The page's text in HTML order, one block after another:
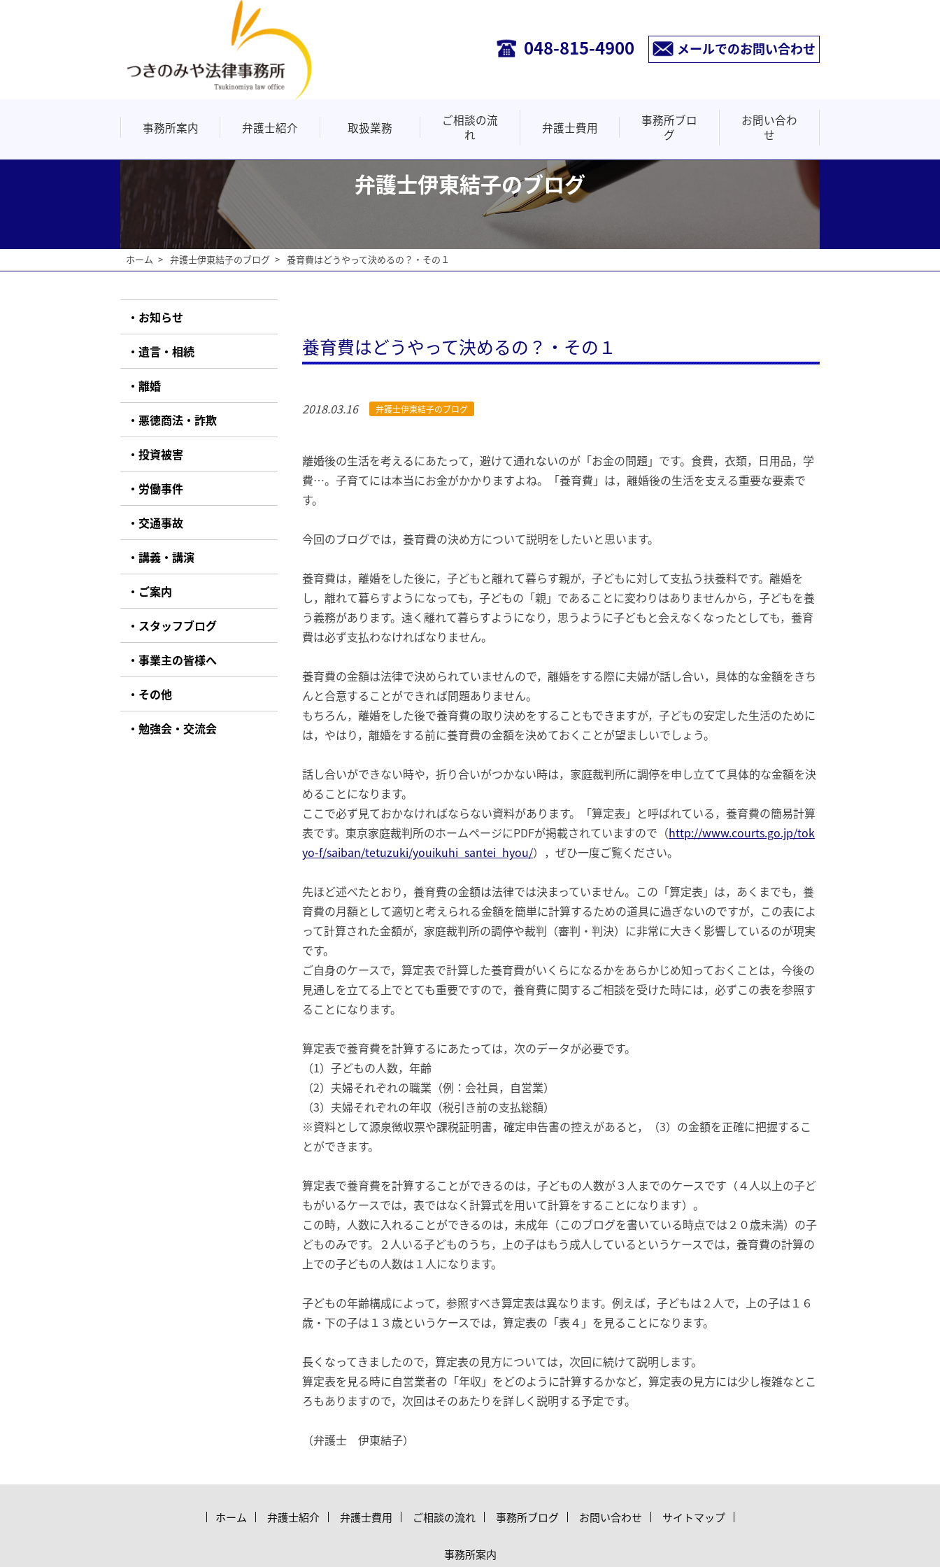
048-815-4900 メールでのお問い合わせ
事務所案内 弁護士紹介 取扱業務
ご相談の流
れ
弁護士費用
事務所ブロ
グ
お問い合わ
せ
弁護士伊東結子のブログ
ホーム 弁護士伊東結子のブログ 養育費はどうやって決めるの？・その１
養育費はどうやって決めるの？・その１
2018.03.16 弁護士伊東結子のブログ
離婚後の生活を考えるにあたって，避けて通れないのが「お金の問題」です。食費，衣類，日用品，学
費…。子育てには本当にお金がかかりますよね。「養育費」は，離婚後の生活を支える重要な要素で
す。
今回のブログでは，養育費の決め方について説明をしたいと思います。
養育費は，離婚をした後に，子どもと離れて暮らす親が，子どもに対して支払う扶養料です。離婚を
し，離れて暮らすようになっても，子どもの「親」であることに変わりはありませんから，子どもを養
う義務があります。遠く離れて暮らすようになり，思うように子どもと会えなくなったとしても，養育
費は必ず支払わなければなりません。
養育費の金額は法律で決められていませんので，離婚をする際に夫婦が話し合い，具体的な金額をきち
んと合意することができれば問題ありません。
もちろん，離婚をした後で養育費の取り決めをすることもできますが，子どもの安定した生活のために
は，やはり，離婚をする前に養育費の金額を決めておくことが望ましいでしょう。
話し合いができない時や，折り合いがつかない時は，家庭裁判所に調停を申し立てて具体的な金額を決
めることになります。
ここで必ず見ておかなければならない資料があります。「算定表」と呼ばれている，養育費の簡易計算
表です。東京家庭裁判所のホームページにPDFが掲載されていますので（http://www.courts.go.jp/tok
yo-f/saiban/tetuzuki/youikuhi_santei_hyou/），ぜひ一度ご覧ください。
先ほど述べたとおり，養育費の金額は法律では決まっていません。この「算定表」は，あくまでも，養
育費の月額として適切と考えられる金額を簡単に計算するための道具に過ぎないのですが，この表によ
って計算された金額が，家庭裁判所の調停や裁判（審判・判決）に非常に大きく影響しているのが現実
です。
ご自身のケースで，算定表で計算した養育費がいくらになるかをあらかじめ知っておくことは，今後の
見通しを立てる上でとても重要ですので，養育費に関するご相談を受けた時には，必ずこの表を参照す
ることになります。
算定表で養育費を計算するにあたっては，次のデータが必要です。
（1）子どもの人数，年齢
（2）夫婦それぞれの職業（例：会社員，自営業）
（3）夫婦それぞれの年収（税引き前の支払総額）
※資料として源泉徴収票や課税証明書，確定申告書の控えがあると，（3）の金額を正確に把握するこ
とができます。
算定表で養育費を計算することができるのは，子どもの人数が３人までのケースです（４人以上の子ど
もがいるケースでは，表ではなく計算式を用いて計算をすることになります）。
この時，人数に入れることができるのは，未成年（このブログを書いている時点では２０歳未満）の子
どものみです。２人いる子どものうち，上の子はもう成人しているというケースでは，養育費の計算の
上での子どもの人数は１人になります。
子どもの年齢構成によって，参照すべき算定表は異なります。例えば，子どもは２人で，上の子は１６
歳・下の子は１３歳というケースでは，算定表の「表４」を見ることになります。
長くなってきましたので，算定表の見方については，次回に続けて説明します。
算定表を見る時に自営業者の「年収」をどのように計算するかなど，算定表の見方には少し複雑なとこ
ろもありますので，次回はそのあたりを詳しく説明する予定です。
（弁護士 伊東結子）
お知らせ
遺言・相続
離婚
悪徳商法・詐欺
投資被害
労働事件
交通事故
講義・講演
ご案内
スタッフブログ
事業主の皆様へ
その他
勉強会・交流会
ホーム 弁護士紹介 弁護士費用 ご相談の流れ 事務所ブログ お問い合わせ サイトマップ
事務所案内